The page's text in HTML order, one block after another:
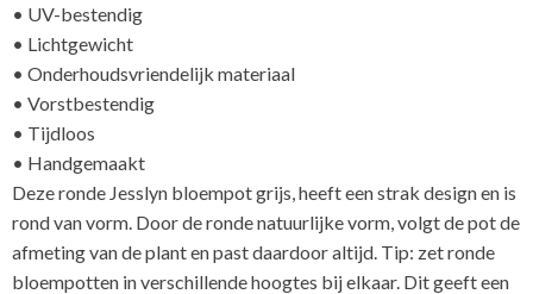
• UV-bestendig
• Lichtgewicht
• Onderhoudsvriendelijk materiaal
• Vorstbestendig
• Tijdloos
• Handgemaakt
Deze ronde Jesslyn bloempot grijs, heeft een strak design en is
rond van vorm. Door de ronde natuurlijke vorm, volgt de pot de
afmeting van de plant en past daardoor altijd. Tip: zet ronde
bloempotten in verschillende hoogtes bij elkaar. Dit geeft een